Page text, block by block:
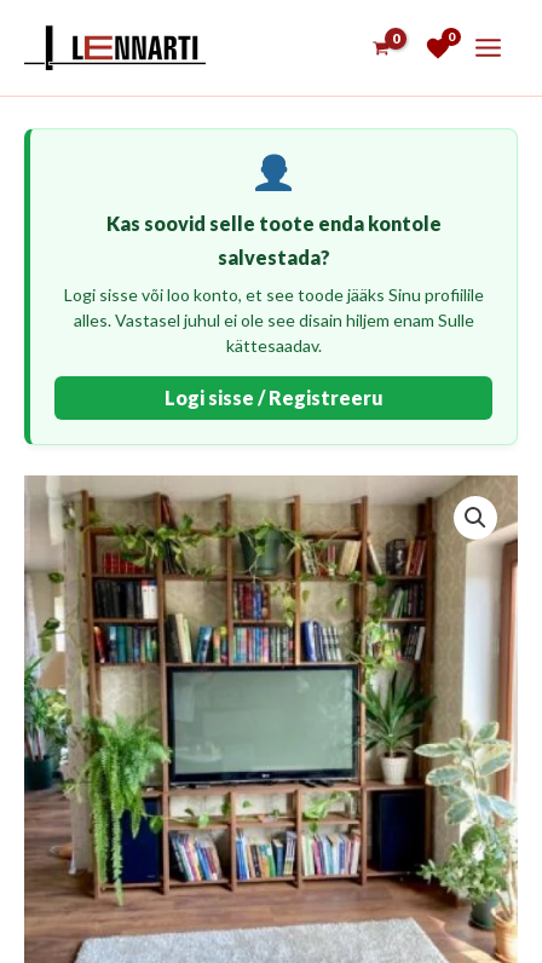
0
Kas soovid selle toote enda kontole
salvestada?
Logi sisse või loo konto, et see toode jääks Sinu profiilile
alles. Vastasel juhul ei ole see disain hiljem enam Sulle
kättesaadav.
Logi sisse / Registreeru